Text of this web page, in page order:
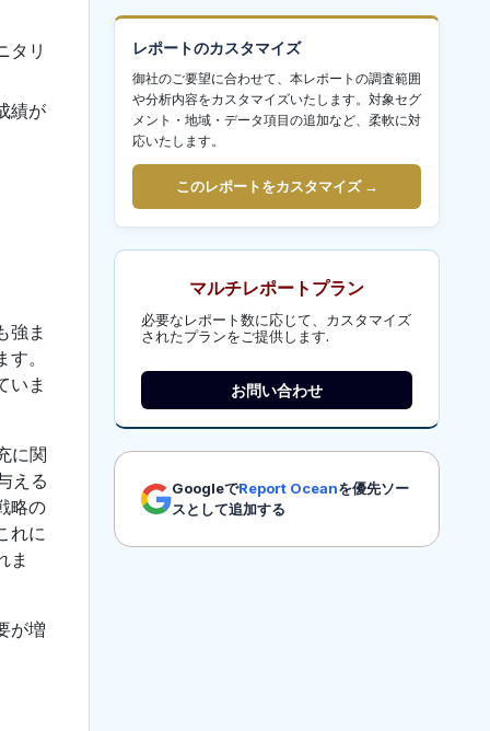
タリ
績が
強ま
。
いま
に関
える
略の
れに
ま
が増
レポートのカスタマイズ
御社のご要望に合わせて、本レポートの調査範囲
や分析内容をカスタマイズいたします。対象セグ
メント・地域・データ項目の追加など、柔軟に対
応いたします。
このレポートをカスタマイズ →
マルチレポートプラン
必要なレポート数に応じて、カスタマイズ
されたプランをご提供します.
お問い合わせ
GoogleでReport Oceanを優先ソー
スとして追加する